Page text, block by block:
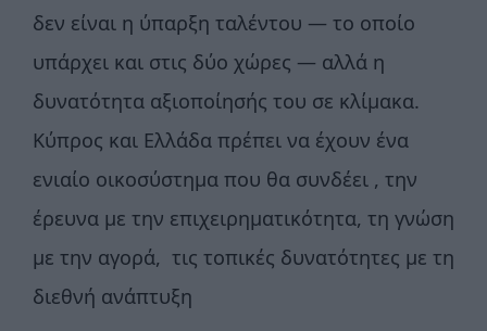
δεν είναι η ύπαρξη ταλέντου — το οποίο
υπάρχει και στις δύο χώρες — αλλά η
δυνατότητα αξιοποίησής του σε κλίμακα.
Κύπρος και Ελλάδα πρέπει να έχουν ένα
ενιαίο οικοσύστημα που θα συνδέει , την
έρευνα με την επιχειρηματικότητα, τη γνώση
με την αγορά, τις τοπικές δυνατότητες με τη
διεθνή ανάπτυξη